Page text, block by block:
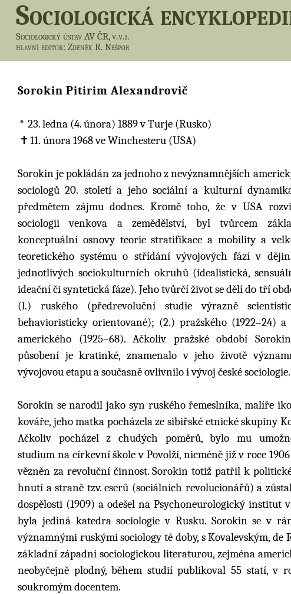
Sociologická
Sociologický ústav AV ČR, v.v.i.
hlavní editor: Zdeněk R. Nešpor
Sorokin Pitirim Alexandrovič
23. ledna (4. února) 1889v Turje (Rusko)
11. února 1968ve Winchesteru (USA)
Sorokin je pokládán za jednoho z nevýznamnějších
sociologů 20. století a jeho sociální a kulturní
předmětem zájmu dodnes. Kromě toho, že v USA
sociologii venkova a zemědělství, byl tvůrcem
konceptuální osnovy teorie stratifikace a mobility a
teoretického systému o střídání vývojových fází v
jednotlivých sociokulturních okruhů (idealistická,
ideační či syntetická fáze). Jeho tvůrčí život se dělí do tří
(l.) ruského (předrevoluční studie výrazně
behavioristicky orientované); (2.) pražského (1922–24) a
amerického (1925–68). Ačkoliv pražské období
působení je kratinké, znamenalo v jeho životě
vývojovou etapu a současně ovlivnilo i vývoj české sociologie.
Sorokin se narodil jako syn ruského řemeslníka, malíře
kováře, jeho matka pocházela ze sibiřské etnické skupiny
Ačkoliv pocházel z chudých poměrů, bylo mu
studium na církevní škole v Povolží, nicméně již v roce
vězněn za revoluční činnost. Sorokin totiž patřil k
hnutí a straně tzv. eserů (sociálních revolucionářů) a
dospělosti (1909) a odešel na Psychoneurologický
byla jediná katedra sociologie v Rusku. Sorokin se v
významnými ruskými sociology té doby, s Kovalevským,
základní západní sociologickou literaturou, zejména
neobyčejně plodný, během studií publikoval 55 statí, v
soukromým docentem.